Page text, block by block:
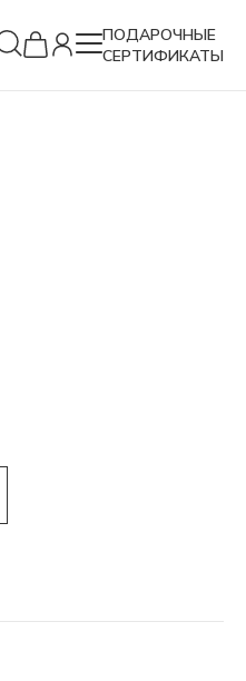
ПОДАРОЧНЫЕ
СЕРТИФИКАТЫ